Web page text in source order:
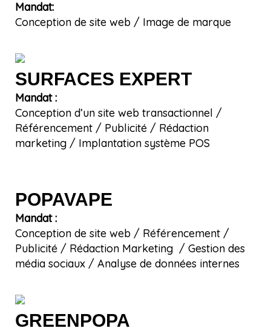
Mandat:
Conception de site web / Image de marque
SURFACES EXPERT
Mandat :
Conception d’un site web transactionnel /
Référencement / Publicité / Rédaction
marketing / Implantation système POS
POPAVAPE
Mandat :
Conception de site web / Référencement /
Publicité / Rédaction Marketing / Gestion des
média sociaux / Analyse de données internes
GREENPOPA